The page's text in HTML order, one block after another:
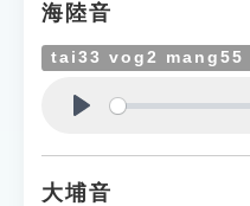
海陸音
tai33 vog2
大埔音